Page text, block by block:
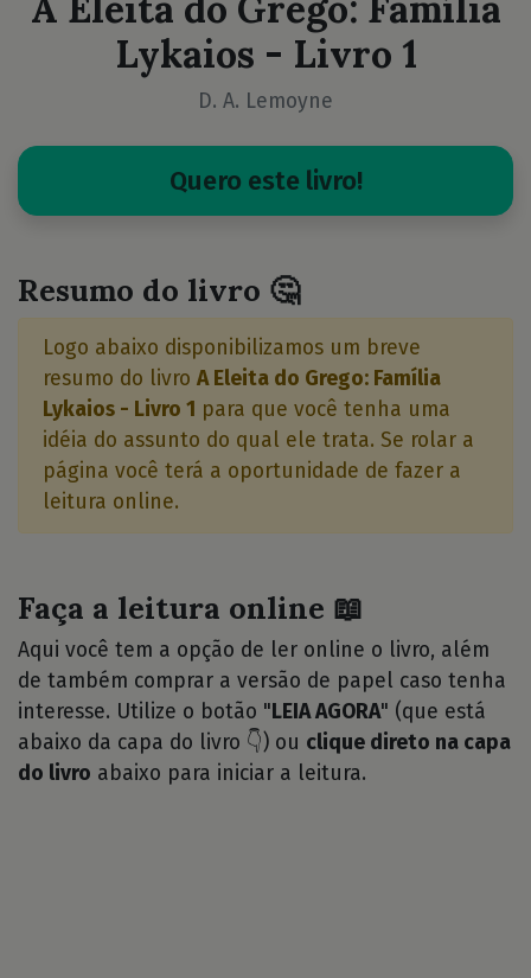
Lykaios - Livro 1
D. A. Lemoyne
Quero este livro!
Resumo do livro 🤔
Logo abaixo disponibilizamos um breve
resumo do livro A Eleita do Grego: Família
Lykaios - Livro 1 para que você tenha uma
idéia do assunto do qual ele trata. Se rolar a
página você terá a oportunidade de fazer a
leitura online.
Faça a leitura online 📖
Aqui você tem a opção de ler online o livro, além
de também comprar a versão de papel caso tenha
interesse. Utilize o botão " LEIA AGORA" (que está
abaixo da capa do livro 👇) ou clique direto na capa
do livro abaixo para iniciar a leitura.